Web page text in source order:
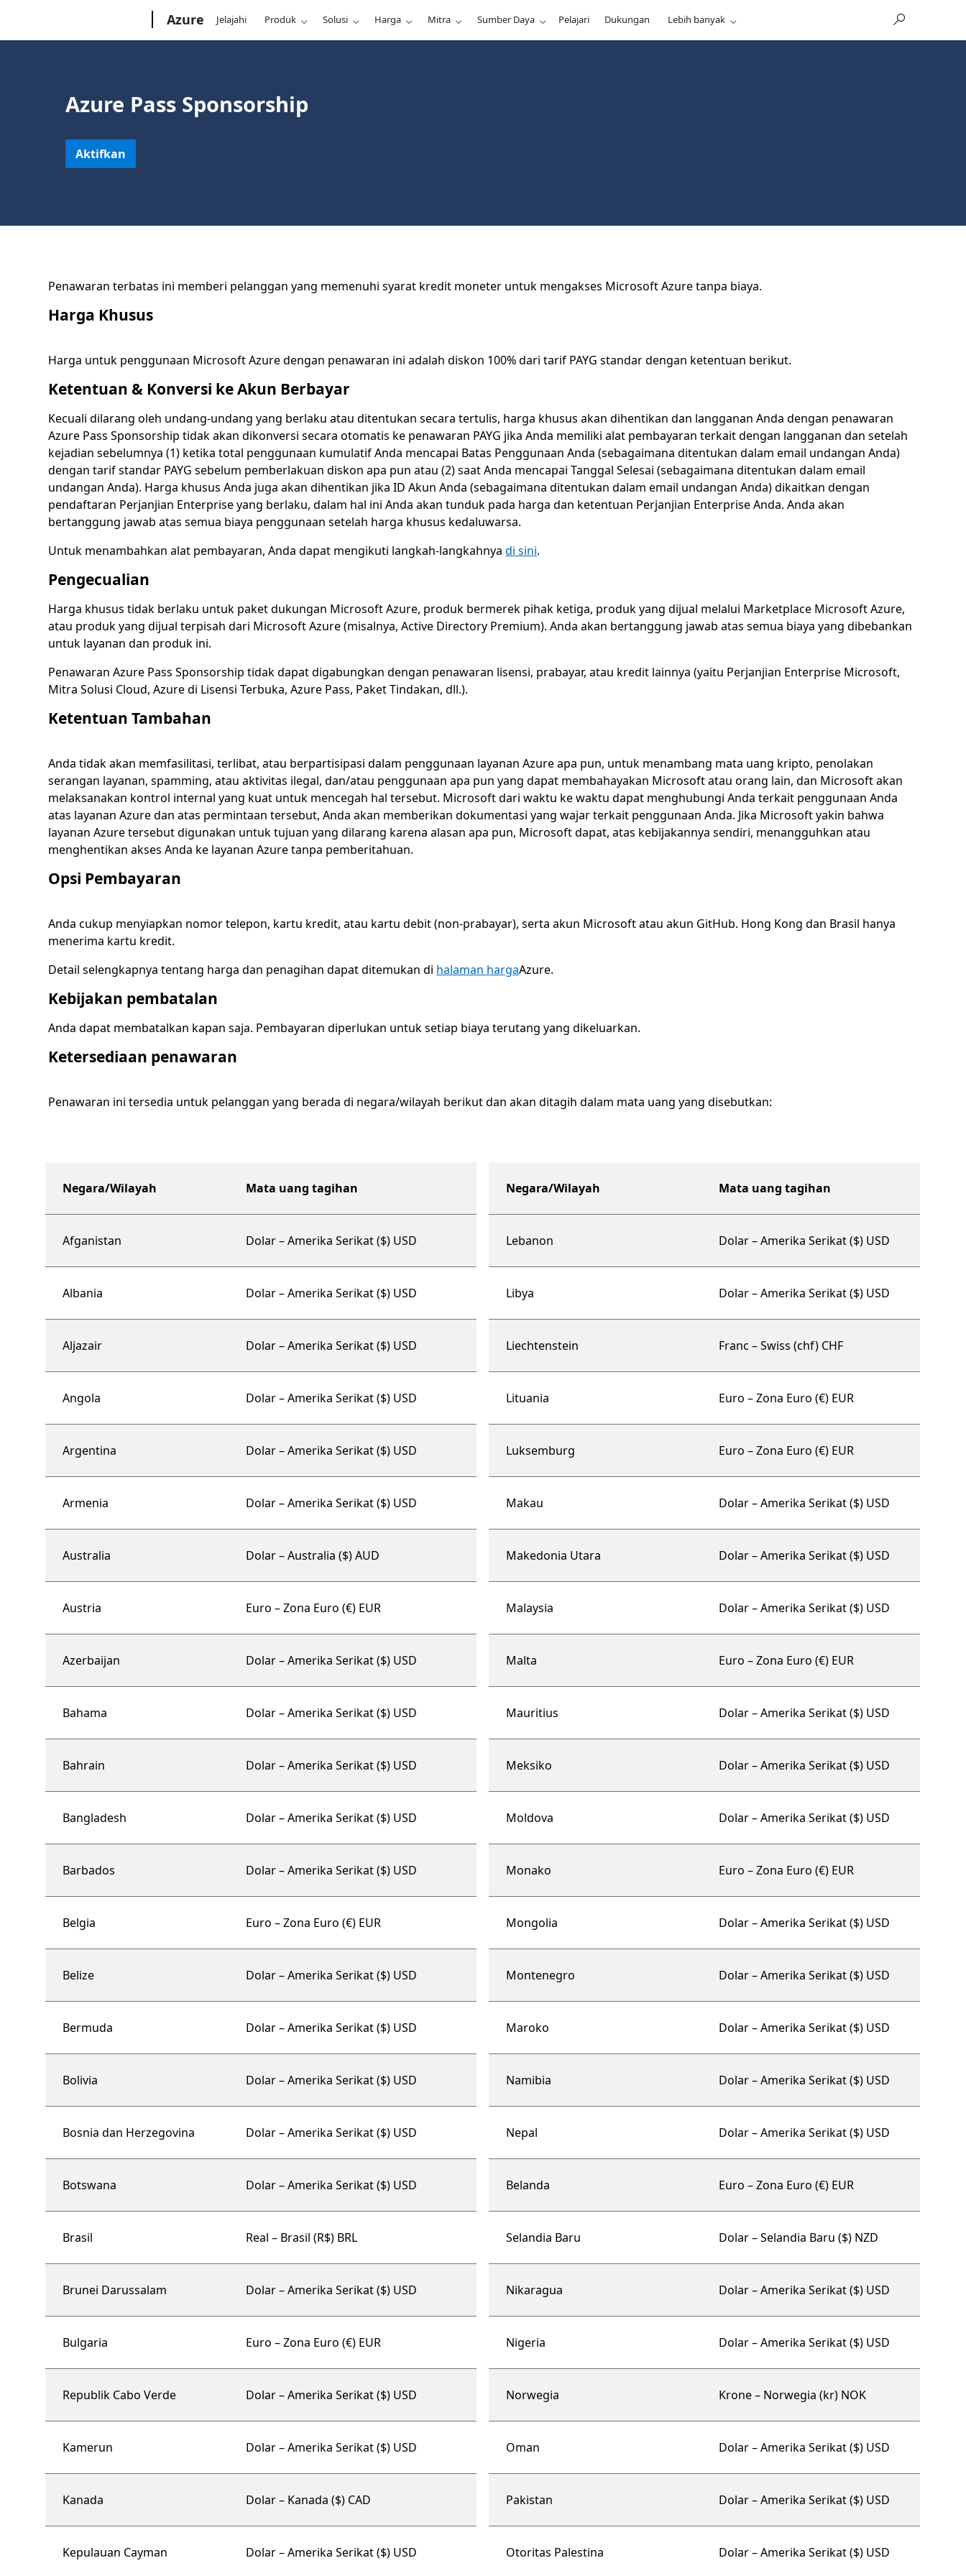
Azure Jelajahi Produk Solusi Harga Mitra Sumber Daya Pelajari Dukungan Lebih banyak
Azure Pass Sponsorship
Aktifkan
Penawaran terbatas ini memberi pelanggan yang memenuhi syarat kredit moneter untuk mengakses Microsoft Azure tanpa biaya.
Harga Khusus
Harga untuk penggunaan Microsoft Azure dengan penawaran ini adalah diskon 100% dari tarif PAYG standar dengan ketentuan berikut.
Ketentuan & Konversi ke Akun Berbayar
Kecuali dilarang oleh undang-undang yang berlaku atau ditentukan secara tertulis, harga khusus akan dihentikan dan langganan Anda dengan penawaran
Azure Pass Sponsorship tidak akan dikonversi secara otomatis ke penawaran PAYG jika Anda memiliki alat pembayaran terkait dengan langganan dan setelah
kejadian sebelumnya (1) ketika total penggunaan kumulatif Anda mencapai Batas Penggunaan Anda (sebagaimana ditentukan dalam email undangan Anda)
dengan tarif standar PAYG sebelum pemberlakuan diskon apa pun atau (2) saat Anda mencapai Tanggal Selesai (sebagaimana ditentukan dalam email
undangan Anda). Harga khusus Anda juga akan dihentikan jika ID Akun Anda (sebagaimana ditentukan dalam email undangan Anda) dikaitkan dengan
pendaftaran Perjanjian Enterprise yang berlaku, dalam hal ini Anda akan tunduk pada harga dan ketentuan Perjanjian Enterprise Anda. Anda akan
bertanggung jawab atas semua biaya penggunaan setelah harga khusus kedaluwarsa.
Untuk menambahkan alat pembayaran, Anda dapat mengikuti langkah-langkahnyadi sini.
Pengecualian
Harga khusus tidak berlaku untuk paket dukungan Microsoft Azure, produk bermerek pihak ketiga, produk yang dijual melalui Marketplace Microsoft Azure,
atau produk yang dijual terpisah dari Microsoft Azure (misalnya, Active Directory Premium). Anda akan bertanggung jawab atas semua biaya yang dibebankan
untuk layanan dan produk ini.
Penawaran Azure Pass Sponsorship tidak dapat digabungkan dengan penawaran lisensi, prabayar, atau kredit lainnya (yaitu Perjanjian Enterprise Microsoft,
Mitra Solusi Cloud, Azure di Lisensi Terbuka, Azure Pass, Paket Tindakan, dll.).
Ketentuan Tambahan
Anda tidak akan memfasilitasi, terlibat, atau berpartisipasi dalam penggunaan layanan Azure apa pun, untuk menambang mata uang kripto, penolakan
serangan layanan, spamming, atau aktivitas ilegal, dan/atau penggunaan apa pun yang dapat membahayakan Microsoft atau orang lain, dan Microsoft akan
melaksanakan kontrol internal yang kuat untuk mencegah hal tersebut. Microsoft dari waktu ke waktu dapat menghubungi Anda terkait penggunaan Anda
atas layanan Azure dan atas permintaan tersebut, Anda akan memberikan dokumentasi yang wajar terkait penggunaan Anda. Jika Microsoft yakin bahwa
layanan Azure tersebut digunakan untuk tujuan yang dilarang karena alasan apa pun, Microsoft dapat, atas kebijakannya sendiri, menangguhkan atau
menghentikan akses Anda ke layanan Azure tanpa pemberitahuan.
Opsi Pembayaran
Anda cukup menyiapkan nomor telepon, kartu kredit, atau kartu debit (non-prabayar), serta akun Microsoft atau akun GitHub. Hong Kong dan Brasil hanya
menerima kartu kredit.
Detail selengkapnya tentang harga dan penagihan dapat ditemukan di halaman hargaAzure.
Kebijakan pembatalan
Anda dapat membatalkan kapan saja. Pembayaran diperlukan untuk setiap biaya terutang yang dikeluarkan.
Ketersediaan penawaran
Penawaran ini tersedia untuk pelanggan yang berada di negara/wilayah berikut dan akan ditagih dalam mata uang yang disebutkan:
Negara/Wilayah Mata uang tagihan
Afganistan Dolar – Amerika Serikat ($) USD
Albania Dolar – Amerika Serikat ($) USD
Aljazair Dolar – Amerika Serikat ($) USD
Angola Dolar – Amerika Serikat ($) USD
Argentina Dolar – Amerika Serikat ($) USD
Armenia Dolar – Amerika Serikat ($) USD
Australia Dolar – Australia ($) AUD
Austria Euro – Zona Euro (€) EUR
Azerbaijan Dolar – Amerika Serikat ($) USD
Bahama Dolar – Amerika Serikat ($) USD
Bahrain Dolar – Amerika Serikat ($) USD
Bangladesh Dolar – Amerika Serikat ($) USD
Barbados Dolar – Amerika Serikat ($) USD
Belgia Euro – Zona Euro (€) EUR
Belize Dolar – Amerika Serikat ($) USD
Bermuda Dolar – Amerika Serikat ($) USD
Bolivia Dolar – Amerika Serikat ($) USD
Bosnia dan Herzegovina Dolar – Amerika Serikat ($) USD
Botswana Dolar – Amerika Serikat ($) USD
Brasil Real – Brasil (R$) BRL
Brunei Darussalam Dolar – Amerika Serikat ($) USD
Bulgaria Euro – Zona Euro (€) EUR
Republik Cabo Verde Dolar – Amerika Serikat ($) USD
Kamerun Dolar – Amerika Serikat ($) USD
Kanada Dolar – Kanada ($) CAD
Kepulauan Cayman Dolar – Amerika Serikat ($) USD
Negara/Wilayah Mata uang tagihan
Lebanon Dolar – Amerika Serikat ($) USD
Libya Dolar – Amerika Serikat ($) USD
Liechtenstein Franc – Swiss (chf) CHF
Lituania Euro – Zona Euro (€) EUR
Luksemburg Euro – Zona Euro (€) EUR
Makau Dolar – Amerika Serikat ($) USD
Makedonia Utara Dolar – Amerika Serikat ($) USD
Malaysia Dolar – Amerika Serikat ($) USD
Malta Euro – Zona Euro (€) EUR
Mauritius Dolar – Amerika Serikat ($) USD
Meksiko Dolar – Amerika Serikat ($) USD
Moldova Dolar – Amerika Serikat ($) USD
Monako Euro – Zona Euro (€) EUR
Mongolia Dolar – Amerika Serikat ($) USD
Montenegro Dolar – Amerika Serikat ($) USD
Maroko Dolar – Amerika Serikat ($) USD
Namibia Dolar – Amerika Serikat ($) USD
Nepal Dolar – Amerika Serikat ($) USD
Belanda Euro – Zona Euro (€) EUR
Selandia Baru Dolar – Selandia Baru ($) NZD
Nikaragua Dolar – Amerika Serikat ($) USD
Nigeria Dolar – Amerika Serikat ($) USD
Norwegia Krone – Norwegia (kr) NOK
Oman Dolar – Amerika Serikat ($) USD
Pakistan Dolar – Amerika Serikat ($) USD
Otoritas Palestina Dolar – Amerika Serikat ($) USD